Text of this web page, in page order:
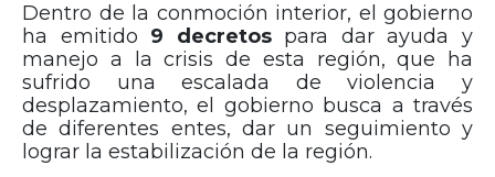
Dentro de la conmoción interior, el gobierno
ha emitido 9 decretospara dar ayuda y
manejo a la crisis de esta región, que ha
sufrido una escalada de violencia y
desplazamiento, el gobierno busca a través
de diferentes entes, dar un seguimiento y
lograr la estabilización de la región.